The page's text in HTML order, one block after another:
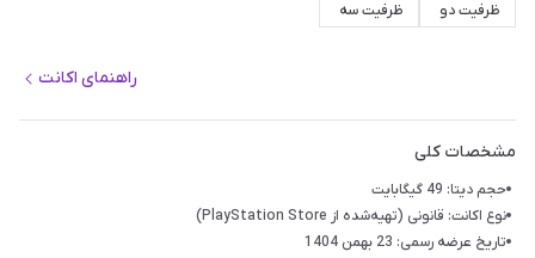
ظرفیت دو ظرفیت سه
راهنمای اکانت
مشخصات کلی
حجم دیتا: 49 گیگابایت
نوع اکانت: قانونی (تهیه‌شده از PlayStation Store)
تاریخ عرضه رسمی: 23 بهمن 1404